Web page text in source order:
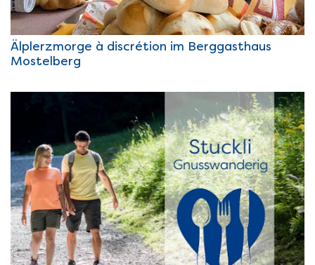
Älplerzmorge à discrétion im Berggasthaus
Mostelberg